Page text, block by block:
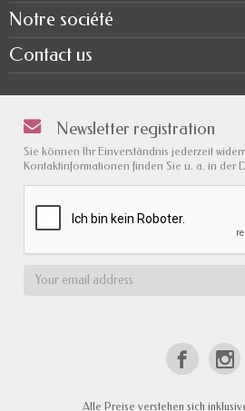
Notre société
Contact us
Newsletter registration
Sie können Ihr Einverständnis jederzeit
Kontaktinformationen finden Sie u. a. in der
Alle Preise verstehen sich